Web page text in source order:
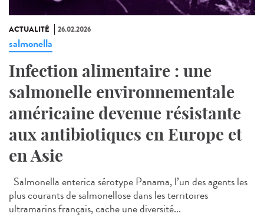
ACTUALITÉ 26.02.2026
salmonella
Infection alimentaire : une
salmonelle environnementale
américaine devenue résistante
aux antibiotiques en Europe et
en Asie
Salmonella enterica sérotype Panama, l’un des agents les
plus courants de salmonellose dans les territoires
ultramarins français, cache une diversité...